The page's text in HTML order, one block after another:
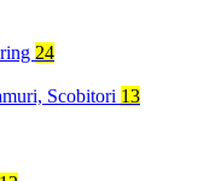
24
Scobitori 13